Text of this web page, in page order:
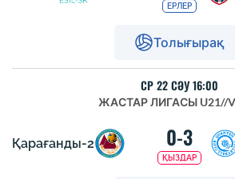
ЕРЛЕР
Толығырақ
СР 22 СӘУ 16:00
ЖАСТАР ЛИГАСЫ U21//
Қарағанды-2 0-3
ҚЫЗДАР